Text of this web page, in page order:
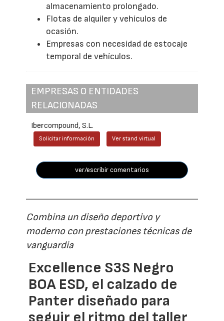
almacenamiento prolongado.
Flotas de alquiler y vehículos de
ocasión.
Empresas con necesidad de estocaje
temporal de vehículos.
EMPRESAS O ENTIDADES
RELACIONADAS
Ibercompound, S.L.
Solicitar información Ver stand virtual
ver/escribir comentarios
Combina un diseño deportivo y
moderno con prestaciones técnicas de
vanguardia
Excellence S3S Negro
BOA ESD, el calzado de
Panter diseñado para
seguir el ritmo del taller